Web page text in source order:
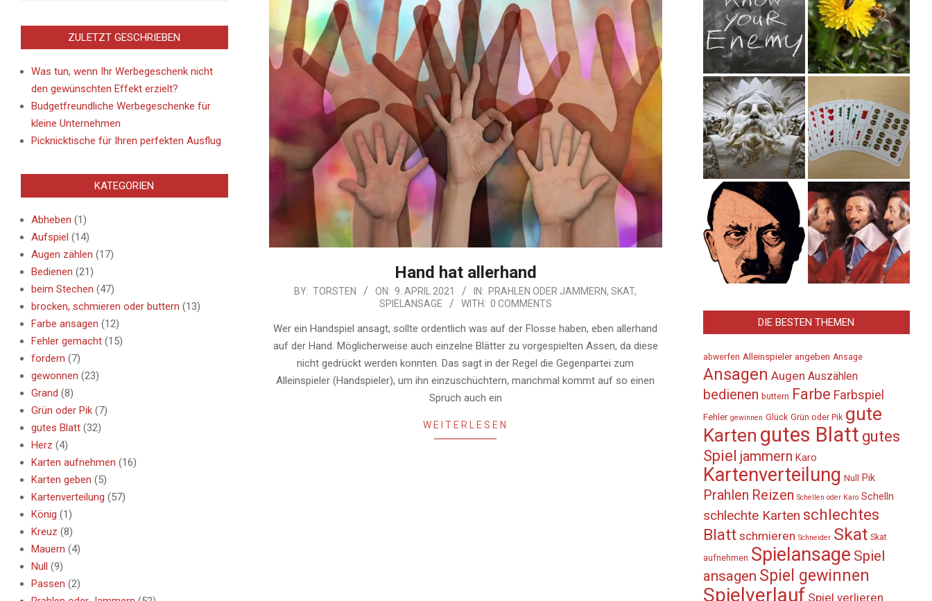
Hand hat allerhand
2021-
09
BY: TORSTEN ON: 9. APRIL 2021 IN: PRAHLEN ODER JAMMERN, SKAT,
SPIELANSAGE
WITH: 0 COMMENTS
Wer ein Handspiel ansagt, sollte ordentlich was auf der Flosse haben, eben allerhand
auf der Hand. Möglicherweise auch einzelne Blätter zu vorgespielten Assen, da diese
nicht gedrückt werden konnten. Das sagt in der Regel die Gegenpartei zum
Alleinspieler (Handspieler), um ihn einzuschüchtern, manchmal kommt auf so einen
Spruch auch ein
WEITERLESEN
ZULETZT GESCHRIEBEN
Was tun, wenn Ihr Werbegeschenk nicht
den gewünschten Effekt erzielt?
Budgetfreundliche Werbegeschenke für
kleine Unternehmen
Picknicktische für Ihren perfekten Ausflug
KATEGORIEN
Abheben (1)
Aufspiel (14)
Augen zählen (17)
Bedienen (21)
beim Stechen (47)
brocken, schmieren oder buttern (13)
Farbe ansagen (12)
Fehler gemacht (15)
fordern (7)
gewonnen (23)
Grand (8)
Grün oder Pik (7)
gutes Blatt (32)
Herz (4)
Karten aufnehmen (16)
Karten geben (5)
Kartenverteilung (57)
König (1)
Kreuz (8)
Mauern (4)
Null (9)
Passen (2)
DIE BESTEN THEMEN
abwerfen Alleinspieler angeben Ansage
Ansagen Augen Auszählen
bedienen buttern Farbe Farbspiel
Fehler gewinnen Glück Grün oder Pik gute
Karten gutes Blatt gutes
Spiel jammern Karo
Kartenverteilung Null Pik
Prahlen Reizen Schellen oder Karo Schelln
schlechte Karten schlechtes
Blatt schmieren Schneider Skat Skat
aufnehmen Spielansage Spiel
ansagen Spiel gewinnen
Spielverlauf Spiel verlieren